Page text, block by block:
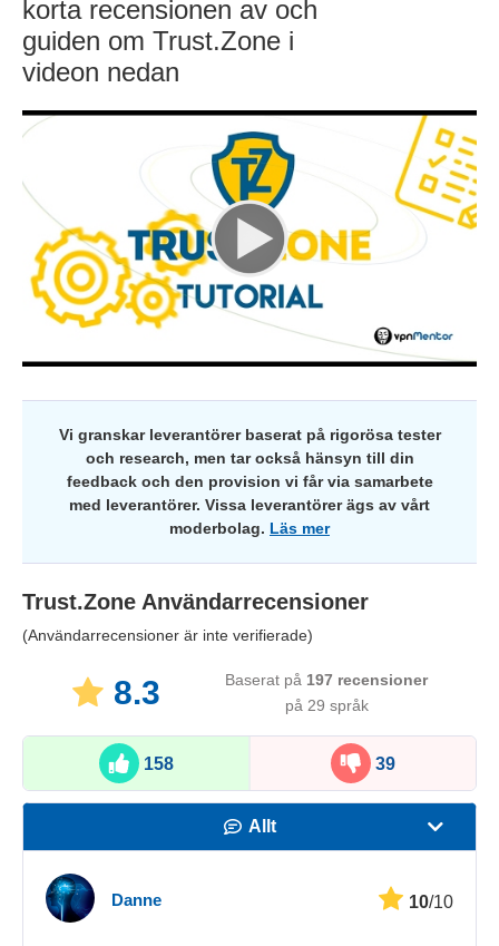
korta recensionen av och
guiden om Trust.Zone i
videon nedan
Vi granskar leverantörer baserat på rigorösa tester
och research, men tar också hänsyn till din
feedback och den provision vi får via samarbete
med leverantörer. Vissa leverantörer ägs av vårt
moderbolag. Läs mer
Trust.Zone Användarrecensioner
(Användarrecensioner är inte verifierade)
8.3 Baserat på 197 recensioner
på 29 språk
158 39
Allt
Danne 10/10